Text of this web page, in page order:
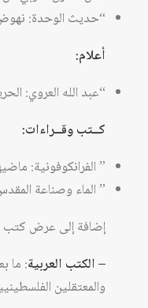
“حديث الوحدة: نهوض
أعلام:
“عبد الله العروي:
كــتب وقــراءات:
” الفرانكوفونية: ماضيها، حاضرها ومستقبلها 1986 –
” الماء وصناعة
إضافة إلى عرض كتب
– الكتب العربية: ما
والمعتقلين